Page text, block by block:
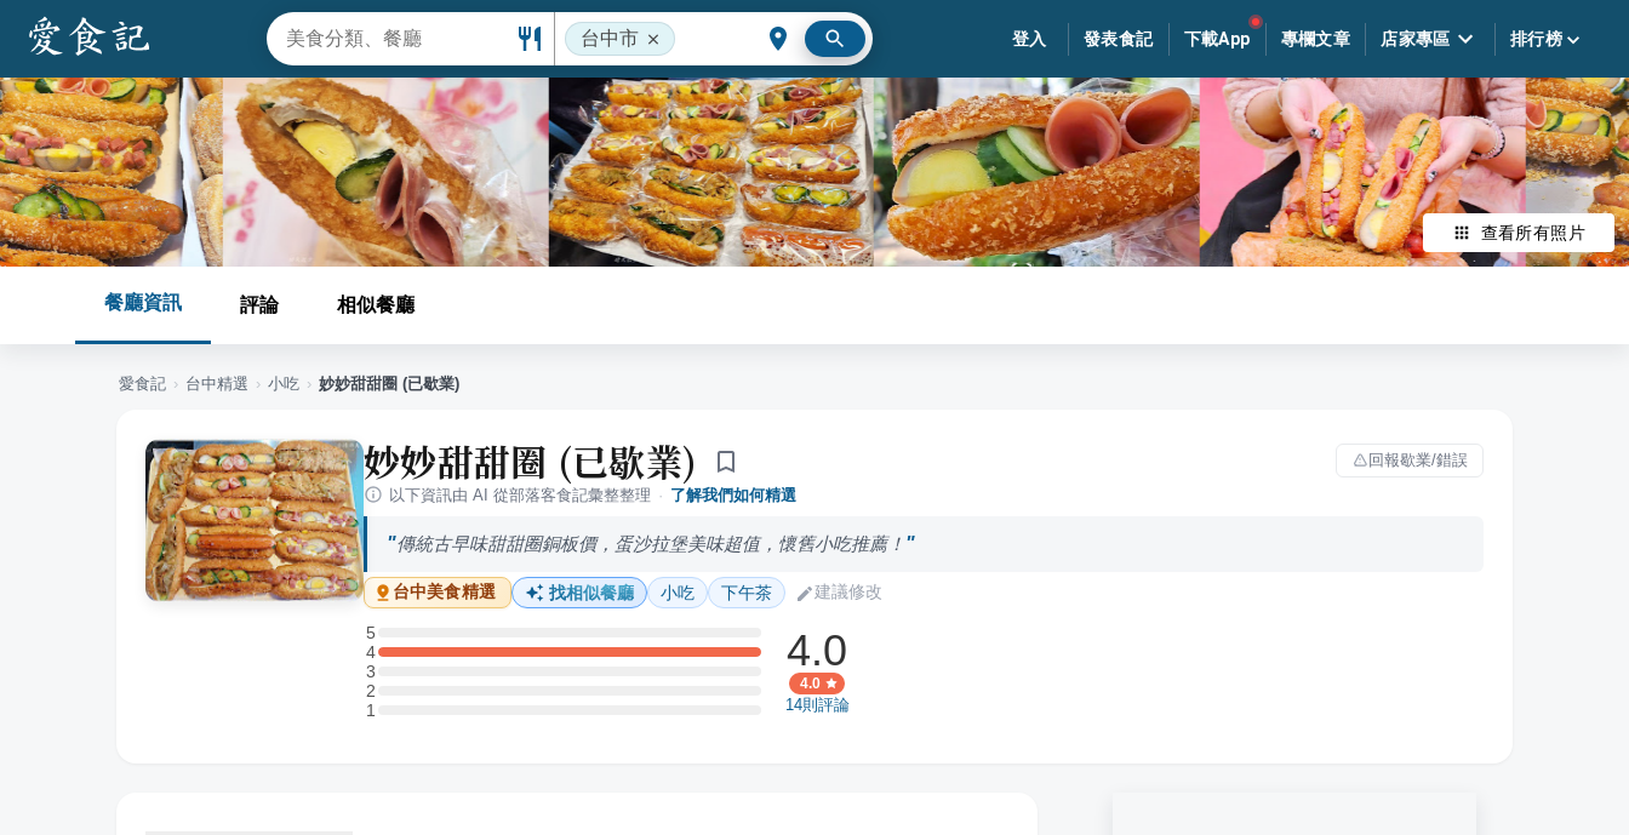
台中市 登入 發表食記 下載App 專欄文章 店家專區 排行榜
查看所有照片
餐廳資訊 評論 相似餐廳
愛食記 › 台中精選 › 小吃 › 妙妙甜甜圈 (已歇業)
妙妙甜甜圈 (已歇業)
回報歇業/錯誤
以下資訊由 AI 從部落客食記彙整整理 · 了解我們如何精選
傳統古早味甜甜圈銅板價，蛋沙拉堡美味超值，懷舊小吃推薦！
台中美食精選 找相似餐廳 小吃 下午茶 建議修改
5
5 星：0 則評論
4
4 星：1 則評論
3
3 星：0 則評論
2
2 星：0 則評論
11 星：0 則評論
4.0
4.0
14則評論